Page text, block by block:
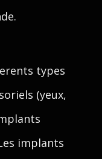
types
(yeux,
implants